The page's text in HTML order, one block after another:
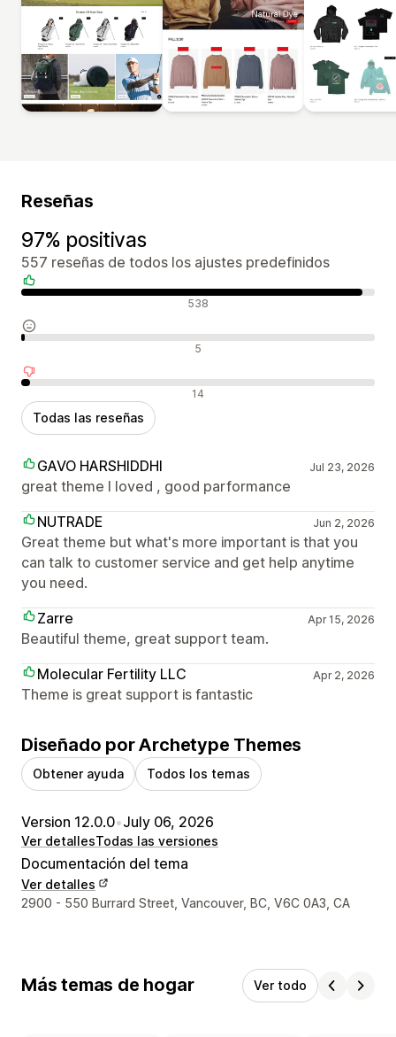
Reseñas
97% positivas
557 reseñas de todos los ajustes predefinidos
Reseñas positivas 538
Reseñas neutras 5
Reseñas negativas 14
Todas las reseñas
GAVO HARSHIDDHI Jul 23, 2026
great theme I loved , good parformance
NUTRADE
Jun 2, 2026
Great theme but what's more important is that you
can talk to customer service and get help anytime
you need.
Zarre
Apr 15, 2026
Beautiful theme, great support team.
Molecular Fertility LLC
Apr 2, 2026
Theme is great support is fantastic
Diseñado por Archetype Themes
Obtener ayuda Todos los temas
Version 12.0.0•July 06, 2026
Ver detallesTodas las versiones
Documentación del tema
Ver detalles
Detalles de contacto del diseñador
2900 - 550 Burrard Street, Vancouver, BC, V6C 0A3, CA
Más temas de hogar Ver todo